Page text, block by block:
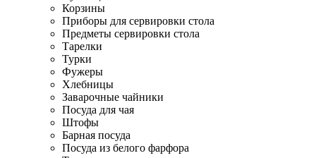
Корзины
Приборы для сервировки стола
Предметы сервировки стола
Тарелки
Турки
Фужеры
Хлебницы
Заварочные чайники
Посуда для чая
Штофы
Барная посуда
Посуда из белого фарфора